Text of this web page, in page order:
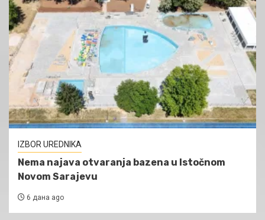
IZBOR UREDNIKA
Nema najava otvaranja bazena u Istočnom
Novom Sarajevu
6 дана ago